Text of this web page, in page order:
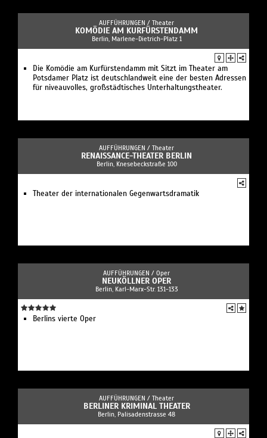
AUFFÜHRUNGEN / Theater
KOMÖDIE AM KURFÜRSTENDAMM
Berlin, Marlene-Dietrich-Platz 1
Die Komödie am Kurfürstendamm mit Sitzt im Theater am
Potsdamer Platz ist deutschlandweit eine der besten Adressen
für niveauvolles, großstädtisches Unterhaltungstheater.
AUFFÜHRUNGEN / Theater
RENAISSANCE-THEATER BERLIN
Berlin, Knesebeckstraße 100
Theater der internationalen Gegenwartsdramatik
AUFFÜHRUNGEN / Oper
NEUKÖLLNER OPER
Berlin, Karl-Marx-Str. 131-133
Berlins vierte Oper
AUFFÜHRUNGEN / Theater
BERLINER KRIMINAL THEATER
Berlin, Palisadenstrasse 48